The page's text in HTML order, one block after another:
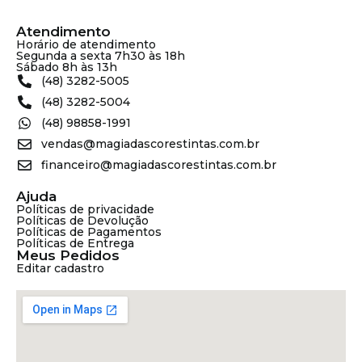
Atendimento
Horário de atendimento
Segunda a sexta 7h30 às 18h
Sábado 8h às 13h
(48) 3282-5005
(48) 3282-5004
(48) 98858-1991
vendas@magiadascorestintas.com.br
financeiro@magiadascorestintas.com.br
Ajuda
Políticas de privacidade
Políticas de Devolução
Políticas de Pagamentos
Políticas de Entrega
Meus Pedidos
Editar cadastro